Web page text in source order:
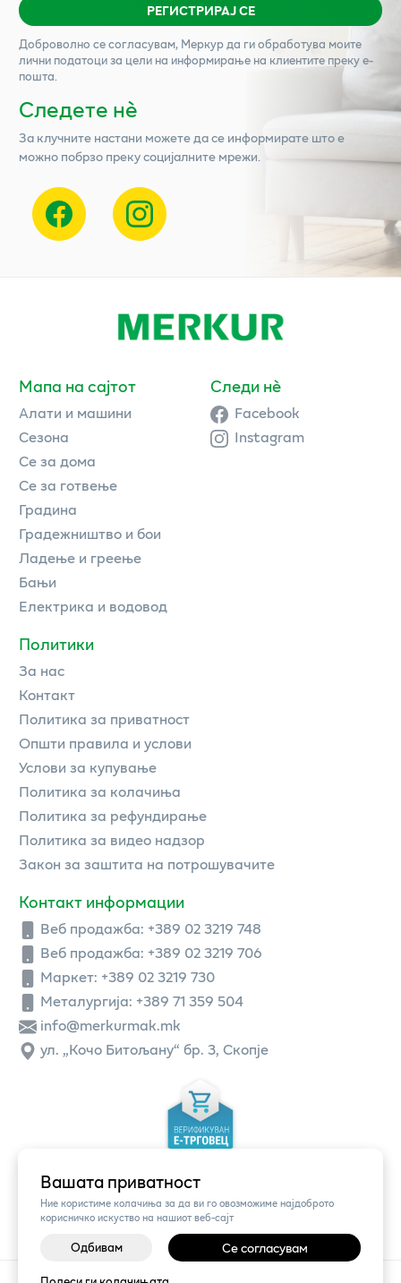
Вашата приватност
Ние користиме колачиња за да ви го овозможиме најдоброто
корисничко искуство на нашиот веб-сајт
Одбивам Се согласувам
РЕГИСТРИРАЈ СЕ
Доброволно се согласувам, Меркурда ги обработува моите
лични податоци за цели на информирање на клиентите преку е-
пошта.
Следете нѐ
За клучните настани можете да се информирате што е
можно побрзо преку социјалните мрежи.
Мапа на сајтот
Алати и машини
Сезона
Се за дома
Се за готвење
Градина
Градежништво и бои
Ладење и греење
Бањи
Електрика и водовод
Политики
За нас
Контакт
Политика за приватност
Општи правила и услови
Услови за купување
Политика за колачиња
Политика за рефундирање
Политика за видео надзор
Закон за заштита на потрошувачите
Контакт информации
Веб продажба: +389 02 3219 748
Веб продажба: +389 02 3219 706
Маркет: +389 02 3219 730
Металургија: +389 71 359 504
info@merkurmak.mk
ул. „Кочо Битољану“ бр. 3, Скопје
Следи нè
Facebook
Instagram